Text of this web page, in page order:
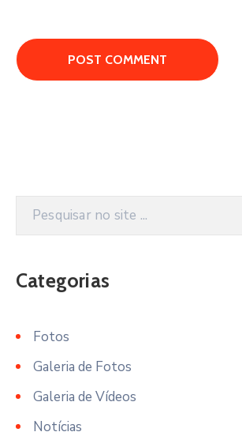
Categorias
Fotos
Galeria de Fotos
Galeria de Vídeos
Notícias